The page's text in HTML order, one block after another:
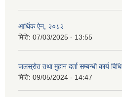
आर्थिक ऐन, २०८२
मिति: 07/03/2025 - 13:55
जलस्रोत तथा मुहान दर्ता सम्बन्धी कार्य
मिति: 09/05/2024 - 14:47